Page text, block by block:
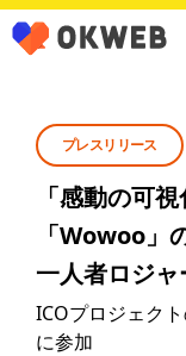
プレスリリース
「感動の可
「Wowoo」
一人者ロジ
ICOプロジェク
に参加